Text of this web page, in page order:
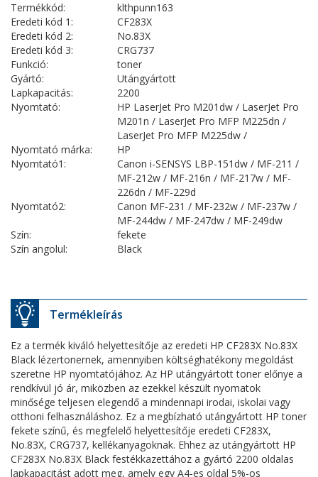
Termékkód:
klthpunn163
Eredeti kód 1:
CF283X
Eredeti kód 2:
No.83X
Eredeti kód 3:
CRG737
Funkció:
toner
Gyártó:
Utángyártott
Lapkapacitás:
2200
Nyomtató:
HP LaserJet Pro M201dw / LaserJet Pro
M201n / LaserJet Pro MFP M225dn /
LaserJet Pro MFP M225dw /
Nyomtató márka:
HP
Nyomtató1:
Canon i-SENSYS LBP-151dw / MF-211 /
MF-212w / MF-216n / MF-217w / MF-
226dn / MF-229d
Nyomtató2:
Canon MF-231 / MF-232w / MF-237w /
MF-244dw / MF-247dw / MF-249dw
Szín:
fekete
Szín angolul:
Black
Termékleírás
Ez a termék kiváló helyettesítője az eredeti HP CF283X No.83X
Black lézertonernek, amennyiben költséghatékony megoldást
szeretne HP nyomtatójához. Az HP utángyártott toner előnye a
rendkívül jó ár, miközben az ezekkel készült nyomatok
minősége teljesen elegendő a mindennapi irodai, iskolai vagy
otthoni felhasználáshoz. Ez a megbízható utángyártott HP toner
fekete színű, és megfelelő helyettesítője eredeti CF283X,
No.83X, CRG737, kellékanyagoknak. Ehhez az utángyártott HP
CF283X No.83X Black festékkazettához a gyártó 2200 oldalas
lapkapacitást adott meg, amely egy A4-es oldal 5%-os